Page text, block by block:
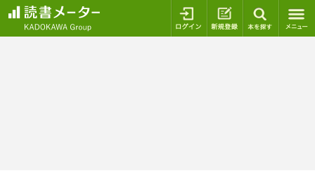
ログイン 新規登録